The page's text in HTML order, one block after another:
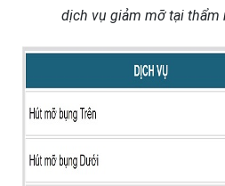
dịch vụ giảm mỡ tại thẩm